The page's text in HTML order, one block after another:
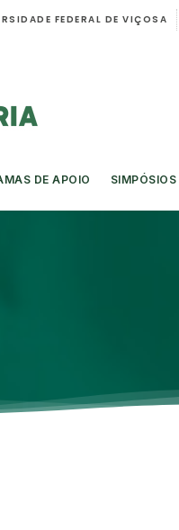
FEDERAL DE VIÇOSA
DE APOIO SIMPÓSIOS